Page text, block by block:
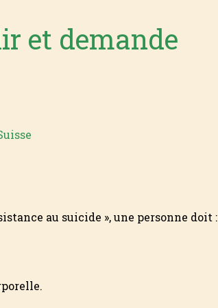
et demande
au suicide », une personne doit :